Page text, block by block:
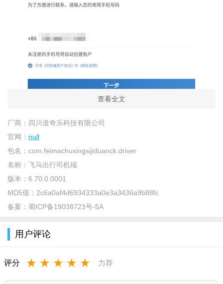
查看全文
厂商： 四川道奇乐科技有限公司
官网： null
包名： com.feimachuxingsijiduanck.driver
名称： 飞马出行司机端
版本： 6.70.0.0001
MD5值： 2c6a0af4d6934333a0e3a3436a9b88fc
备案： 蜀ICP备19038723号-5A
用户评论
评分 ★ ★ ★ ★ ★ 力荐